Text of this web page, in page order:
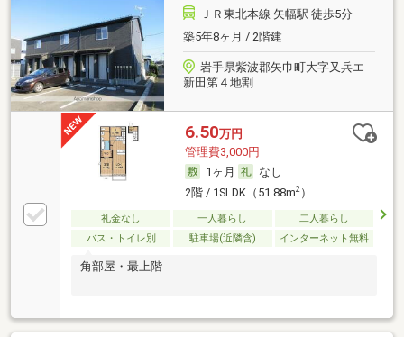
ＪＲ東北本線 矢幅駅 徒歩5分
築5年8ヶ月 / 2階建
岩手県紫波郡矢巾町大字又兵エ
新田第４地割
6.50万円
管理費3,000円
1ヶ月
なし
2階 / 1SLDK（51.88m2）
礼金なし 一人暮らし
二人暮らし
バス・トイレ別
駐車場(近隣含) インターネット無料
角部屋・最上階